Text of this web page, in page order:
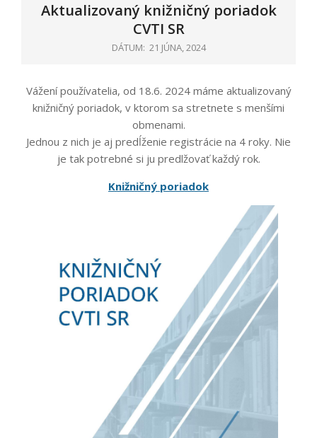
Aktualizovaný knižničný poriadok
CVTI SR
DÁTUM: 21 JÚNA, 2024
Vážení používatelia, od 18.6. 2024 máme aktualizovaný
knižničný poriadok, v ktorom sa stretnete s menšími
obmenami.
Jednou z nich je aj predĺženie registrácie na 4 roky. Nie
je tak potrebné si ju predlžovať každý rok.
Knižničný poriadok